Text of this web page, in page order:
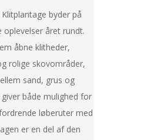
byder på
oplevelser året rundt.
åbne klitheder,
rolige skovområder,
sand, grus og
både mulighed for
løberuter med
er en del af den